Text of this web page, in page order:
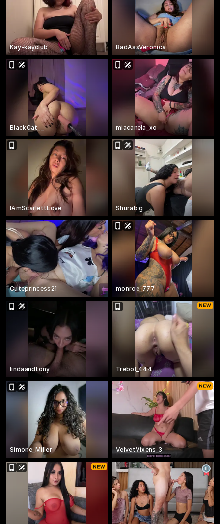
Kay-kayclub BadAssVeronica
BlackCat__ miacanela_xo
IAmScarlettLove Shurabig
Cuteprincess21 monroe_777
lindaandtony Trebol_444
Simone_Miller VelvetVixens_3